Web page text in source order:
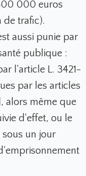
000 euros
de trafic).
aussi punie par
publique :
l'article L. 3421-
par les articles
alors même que
d'effet, ou le
un jour